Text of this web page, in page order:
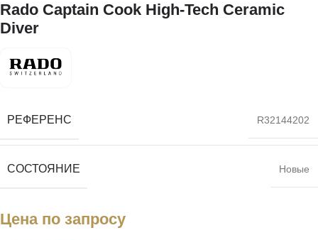
Rado Captain Cook High-Tech Ceramic
Diver
РЕФЕРЕНС R32144202
СОСТОЯНИЕ Новые
Цена по запросу